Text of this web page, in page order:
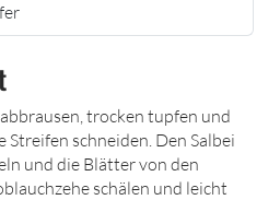
trocken tupfen und
Streifen schneiden. Den Salbei
und die Blätter von den
schälen und leicht